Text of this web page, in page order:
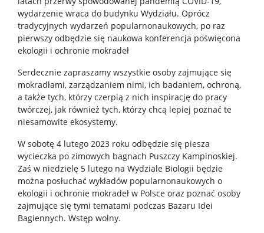
Projekty
Publikacje i patenty
Nagrody i wyróżnienia
Konferencje
Stopnie i tytuły
Rada Naukowa Dyscypliny
wydarzenie wraca do budynku Wydziału. Oprócz
tradycyjnych wydarzeń popularnonaukowych, po raz
pierwszy odbędzie się naukowa konferencja poświęcona
ekologii i ochronie mokradeł
Serdecznie zapraszamy wszystkie osoby zajmujące się
mokradłami, zarządzaniem nimi, ich badaniem, ochroną,
a także tych, którzy czerpią z nich inspirację do pracy
twórczej, jak również tych, którzy chcą lepiej poznać te
niesamowite ekosystemy.
W sobotę 4 lutego 2023 roku odbędzie się piesza
wycieczka po zimowych bagnach Puszczy Kampinoskiej.
Zaś w niedzielę 5 lutego na Wydziale Biologii będzie
można posłuchać wykładów popularnonaukowych o
ekologii i ochronie mokradeł w Polsce oraz poznać osoby
zajmujące się tymi tematami podczas Bazaru Idei
Bagiennych. Wstęp wolny.